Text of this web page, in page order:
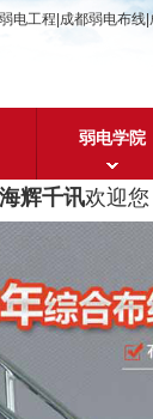
电工程|成都弱电布线
弱电学院
辉千讯欢迎您！